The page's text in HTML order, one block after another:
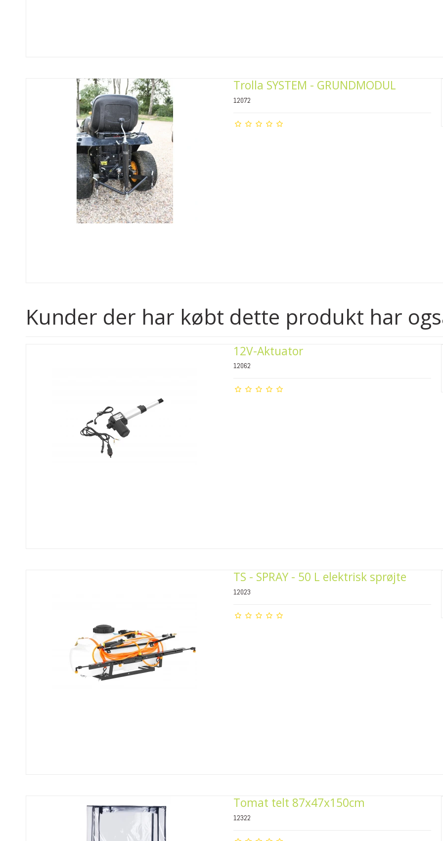
Trolla SYSTEM - GRUNDMODUL
12072
Kunder der har købt dette produkt har
12V-Aktuator
12062
TS - SPRAY - 50 L elektrisk sprøjte
12023
Tomat telt 87x47x150cm
12322